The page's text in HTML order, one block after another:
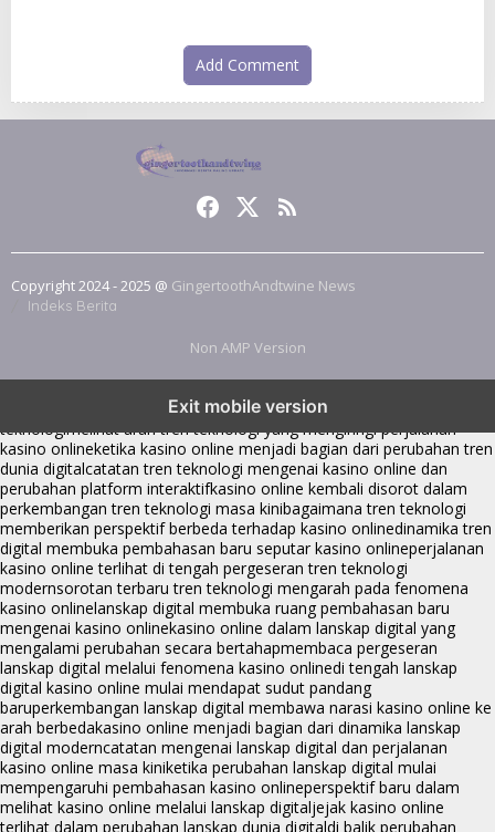
Add Comment
Copyright 2024 - 2025 @ GingertoothAndtwine News
Indeks Berita
Non AMP Version
Exit mobile version
kasino online muncul seiring pergeseran tren platform
teknologimelihat arah tren teknologi yang mengiringi perjalanan
kasino onlineketika kasino online menjadi bagian dari perubahan tren
dunia digitalcatatan tren teknologi mengenai kasino online dan
perubahan platform interaktifkasino online kembali disorot dalam
perkembangan tren teknologi masa kinibagaimana tren teknologi
memberikan perspektif berbeda terhadap kasino onlinedinamika tren
digital membuka pembahasan baru seputar kasino onlineperjalanan
kasino online terlihat di tengah pergeseran tren teknologi
modernsorotan terbaru tren teknologi mengarah pada fenomena
kasino onlinelanskap digital membuka ruang pembahasan baru
mengenai kasino onlinekasino online dalam lanskap digital yang
mengalami perubahan secara bertahapmembaca pergeseran
lanskap digital melalui fenomena kasino onlinedi tengah lanskap
digital kasino online mulai mendapat sudut pandang
baruperkembangan lanskap digital membawa narasi kasino online ke
arah berbedakasino online menjadi bagian dari dinamika lanskap
digital moderncatatan mengenai lanskap digital dan perjalanan
kasino online masa kiniketika perubahan lanskap digital mulai
mempengaruhi pembahasan kasino onlineperspektif baru dalam
melihat kasino online melalui lanskap digitaljejak kasino online
terlihat dalam perubahan lanskap dunia digitaldi balik perubahan